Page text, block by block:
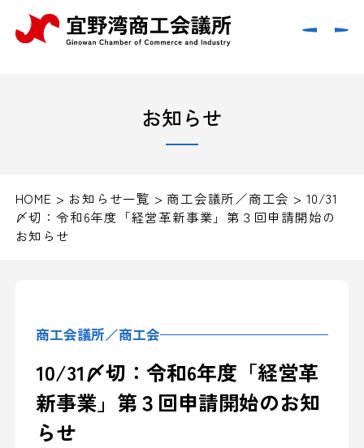
お知らせ
HOME > お知らせ一覧 > 商工会議所／商工会 > 10/31
〆切：令和6年度「経営革新事業」第３回申請開始の
お知らせ
商工会議所／商工会
10/31〆切：令和6年度「経営革
新事業」第３回申請開始のお知
らせ